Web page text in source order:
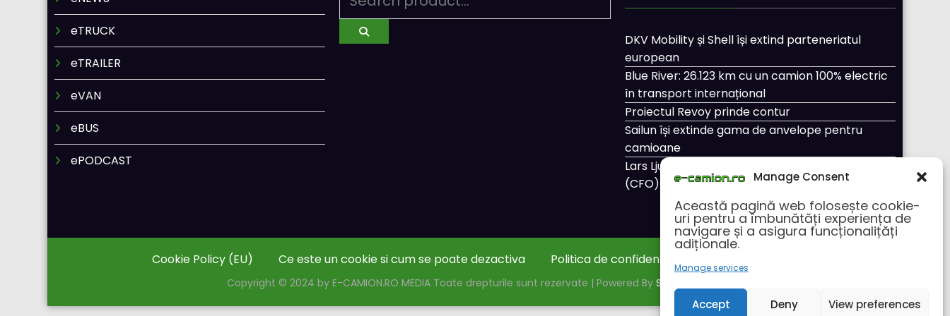
Manage Consent
Această pagină web folosește cookie-
uri pentru a îmbunătăți experiența de
navigare și a asigura funcționalițăți
adiționale.
Manage services
Accept Deny View preferences
eTRUCK
eTRAILER
eVAN
eBUS
ePODCAST
DKV Mobility și Shell își extind parteneriatul
european
Blue River: 26.123 km cu un camion 100% electric
în transport internațional
Proiectul Revoy prinde contur
Sailun își extinde gama de anvelope pentru
camioane
Lars Ljungström a fost numit director general
(CFO) pentru cellcentric
Cookie Policy (EU) Ce este un cookie si cum se poate dezactiva Politica de confidentialitate
Copyright © 2024 by E-CAMION.RO MEDIA Toate drepturile sunt rezervate | Powered By SpiceThemes